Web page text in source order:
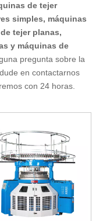
de tejer
simples, máquinas
tejer planas,
y máquinas de
pregunta sobre la
en contactarnos
con 24 horas.